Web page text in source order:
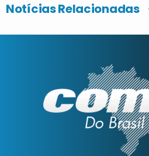
Notícias Relacionadas